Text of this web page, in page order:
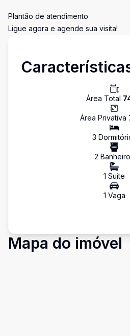
Plantão de atendimento
Ligue agora e agende sua visita!
Área Total
Área Privativa
3
2 Banheiro
1 Suíte
1 Vaga
Mapa do imóvel